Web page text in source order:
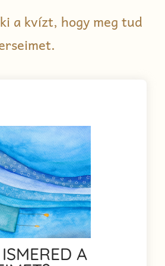
a kvízt, hogy meg tud
A